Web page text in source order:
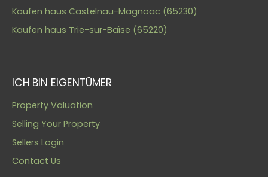
Kaufen haus Castelnau-Magnoac (65230)
Kaufen haus Trie-sur-Baïse (65220)
ICH BIN EIGENTÜMER
Property Valuation
Selling Your Property
Sellers Login
Contact Us